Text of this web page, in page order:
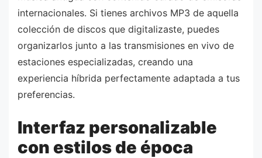
internacionales. Si tienes archivos MP3 de aquella
colección de discos que digitalizaste, puedes
organizarlos junto a las transmisiones en vivo de
estaciones especializadas, creando una
experiencia híbrida perfectamente adaptada a tus
preferencias.
Interfaz personalizable
con estilos de época